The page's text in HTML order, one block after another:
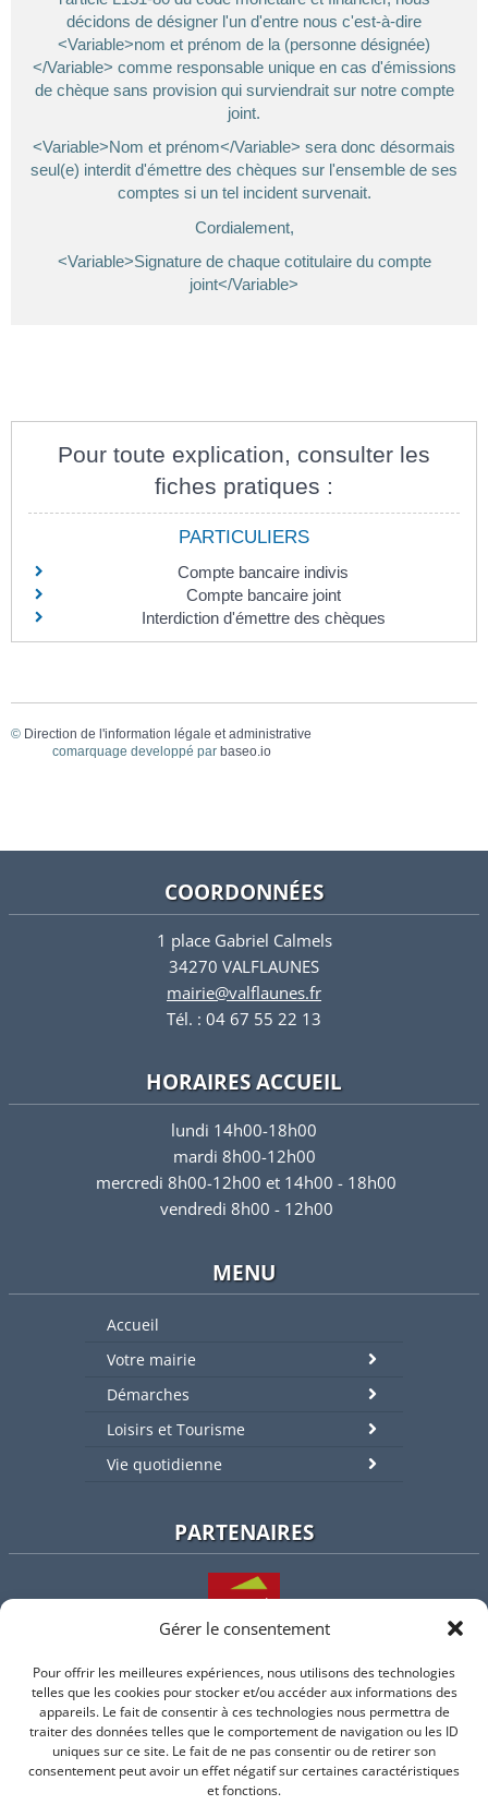
Gérer le consentement
Pour offrir les meilleures expériences, nous utilisons des technologies
telles que les cookies pour stocker et/ou accéder aux informations des
appareils. Le fait de consentir à ces technologies nous permettra de
traiter des données telles que le comportement de navigation ou les ID
uniques sur ce site. Le fait de ne pas consentir ou de retirer son
consentement peut avoir un effet négatif sur certaines caractéristiques
et fonctions.
décidons de désigner l'un d'entre nous c'est-à-dire
<Variable>nom et prénom de la (personne désignée)
</Variable> comme responsable unique en cas d'émissions
de chèque sans provision qui surviendrait sur notre compte
joint.
<Variable>Nom et prénom</Variable> sera donc désormais
seul(e) interdit d'émettre des chèques sur l'ensemble de ses
comptes si un tel incident survenait.
Cordialement,
<Variable>Signature de chaque cotitulaire du compte
joint</Variable>
Pour toute explication, consulter les
fiches pratiques :
PARTICULIERS
Compte bancaire indivis
Compte bancaire joint
Interdiction d'émettre des chèques
© Direction de l'information légale et administrative
comarquage developpé par baseo.io
COORDONNÉES
1 place Gabriel Calmels
34270 VALFLAUNES
mairie@valflaunes.fr
Tél. : 04 67 55 22 13
HORAIRES ACCUEIL
lundi 14h00-18h00
mardi 8h00-12h00
mercredi 8h00-12h00 et 14h00 - 18h00
vendredi 8h00 - 12h00
MENU
Accueil
Votre mairie
Démarches
Loisirs et Tourisme
Vie quotidienne
PARTENAIRES
L'intercommunalité
Intramuros